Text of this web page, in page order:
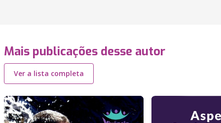
Mais publicações desse autor
Ver a lista completa